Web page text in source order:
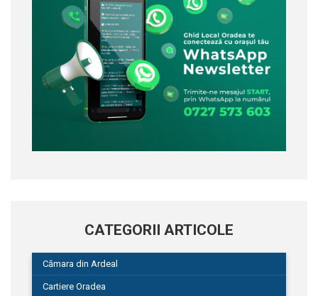
CATEGORII ARTICOLE
Cămara din Ardeal
Cartiere Oradea